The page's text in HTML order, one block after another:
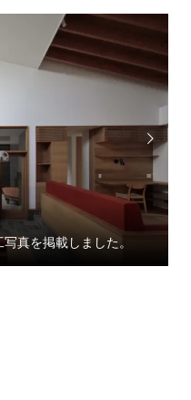
掲載しました。
「大
